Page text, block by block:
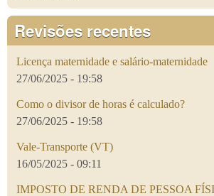
Revisões recentes
Licença maternidade e salário-maternidade
27/06/2025 - 19:58
Como o divisor de horas é calculado?
27/06/2025 - 19:58
Vale-Transporte (VT)
16/05/2025 - 09:11
IMPOSTO DE RENDA DE PESSOA